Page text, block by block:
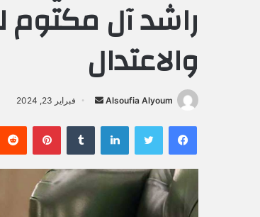
راشد آل
والاعتدال
Alsoufia Alyoum
ل
ب
فبراير 23, 2024
فيسبوك لينكدإن بينتيريست